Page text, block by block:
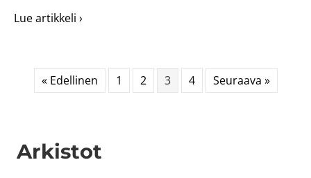
Arkistot
Lue artikkeli ›
« Edellinen 1 2 3 4 Seuraava »